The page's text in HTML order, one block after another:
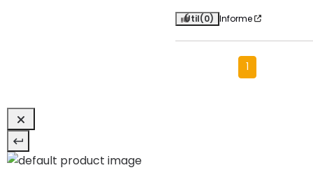
Útil(0) Informe
1